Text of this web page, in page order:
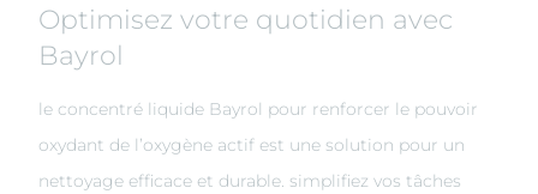
Optimisez votre quotidien avec
Bayrol
le concentré liquide Bayrol pour renforcer le pouvoir
oxydant de l’oxygène actif est une solution pour un
nettoyage efficace et durable. simplifiez vos tâches